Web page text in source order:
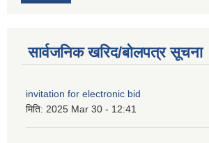
सार्वजनिक खरिद/बोलपत्र सूचना
invitation for electronic bid
मिति: 2025 Mar 30 - 12:41